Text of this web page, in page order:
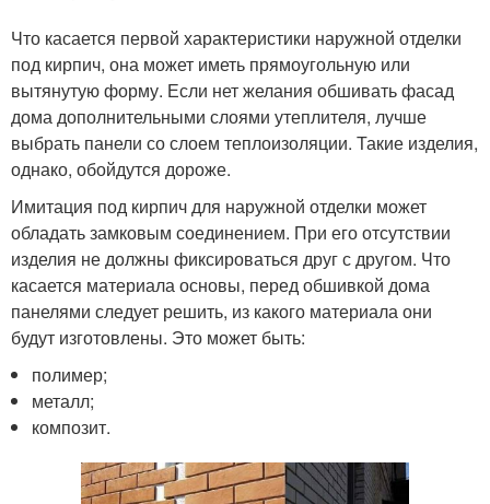
Что касается первой характеристики наружной отделки
под кирпич, она может иметь прямоугольную или
вытянутую форму. Если нет желания обшивать фасад
дома дополнительными слоями утеплителя, лучше
выбрать панели со слоем теплоизоляции. Такие изделия,
однако, обойдутся дороже.
Имитация под кирпич для наружной отделки может
обладать замковым соединением. При его отсутствии
изделия не должны фиксироваться друг с другом. Что
касается материала основы, перед обшивкой дома
панелями следует решить, из какого материала они
будут изготовлены. Это может быть:
полимер;
металл;
композит.